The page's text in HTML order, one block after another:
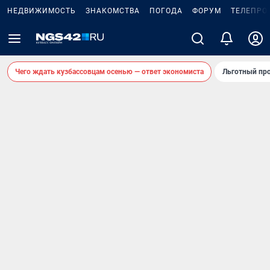
НЕДВИЖИМОСТЬ ЗНАКОМСТВА ПОГОДА ФОРУМ
Чего ждать кузбассовцам осенью — ответ экономиста Льготный